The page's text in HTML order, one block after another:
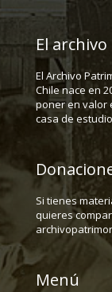
El archivo
El Archivo
Chile nace en
poner en valor
casa de
Si tienes
quieres
Menú